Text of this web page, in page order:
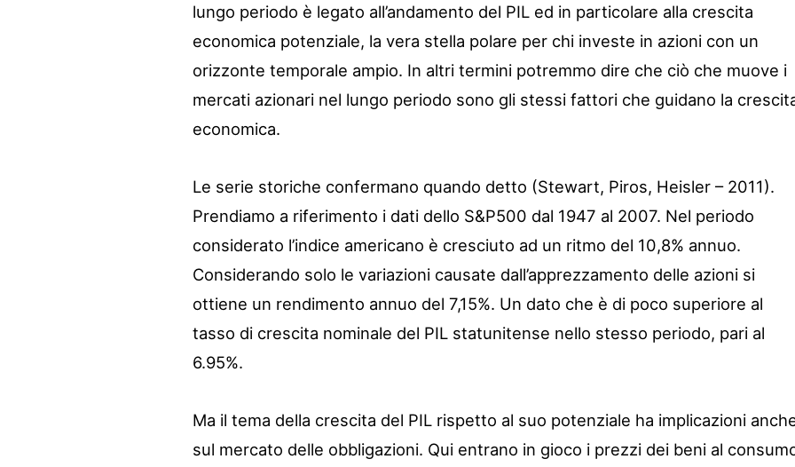
lungo periodo è legato all’andamento del PIL ed in particolare alla crescita
economica potenziale, la vera stella polare per chi investe in azioni con un
orizzonte temporale ampio. In altri termini potremmo dire che ciò che muove i
mercati azionari nel lungo periodo sono gli stessi fattori che guidano la
economica.
Le serie storiche confermano quando detto (Stewart, Piros, Heisler – 2011).
Prendiamo a riferimento i dati dello S&P500 dal 1947 al 2007. Nel periodo
considerato l’indice americano è cresciuto ad un ritmo del 10,8% annuo.
Considerando solo le variazioni causate dall’apprezzamento delle azioni si
ottiene un rendimento annuo del 7,15%. Un dato che è di poco superiore al
tasso di crescita nominale del PIL statunitense nello stesso periodo, pari al
6.95%.
Ma il tema della crescita del PIL rispetto al suo potenziale ha implicazioni
sul mercato delle obbligazioni. Qui entrano in gioco i prezzi dei beni al